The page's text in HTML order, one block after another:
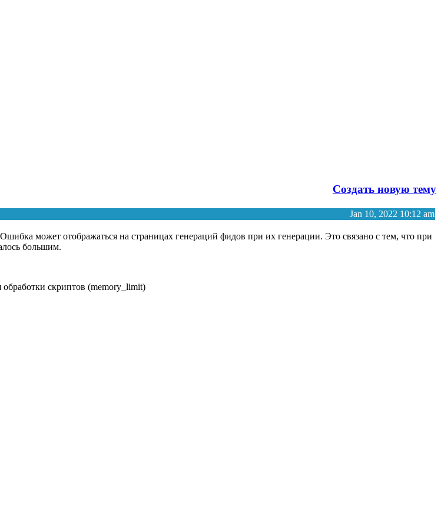
Создать новую тему
Jan 10, 2022 10:12 am
может отображаться на страницах генераций фидов при их генерации. Это связано с тем, что при
большим.
скриптов (memory_limit)